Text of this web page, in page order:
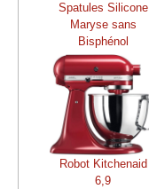
Spatules Silicone
Maryse sans
Bisphénol
Robot Kitchenaid
6,9